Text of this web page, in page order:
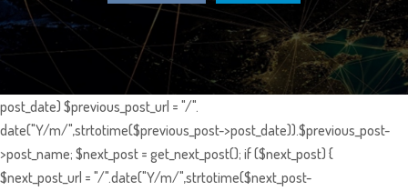
post_date) $previous_post_url = "/".
date("Y/m/",strtotime($previous_post->post_date)).$previous_post-
>post_name; $next_post = get_next_post(); if ($next_post) {
$next_post_url = "/".date("Y/m/",strtotime($next_post-